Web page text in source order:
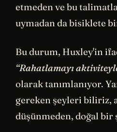
etmeden ve bu
uymadan da bisiklete
Bu durum, Huxley'in
“Rahatlamayı
olarak tanımlanıyor.
gereken şeyleri biliriz,
düşünmeden, doğal bir